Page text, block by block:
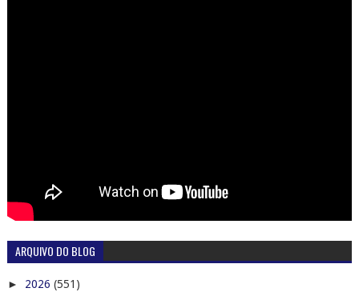
ARQUIVO DO BLOG
► 2026 (551)